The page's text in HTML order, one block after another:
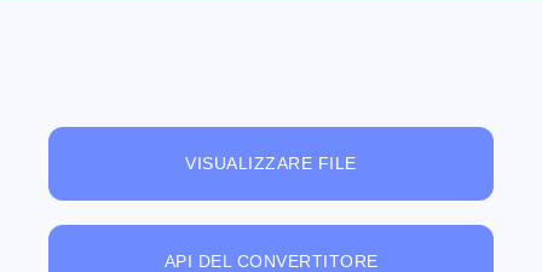
VISUALIZZARE FILE
API DEL CONVERTITORE